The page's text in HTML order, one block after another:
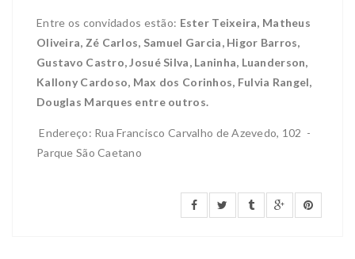
Entre os convidados estão: Ester Teixeira, Matheus
Oliveira, Zé Carlos, Samuel Garcia, Higor Barros,
Gustavo Castro, Josué Silva, Laninha, Luanderson,
Kallony Cardoso, Max dos Corinhos, Fulvia Rangel,
Douglas Marques entre outros.
Endereço: Rua Francisco Carvalho de Azevedo, 102 -
Parque São Caetano